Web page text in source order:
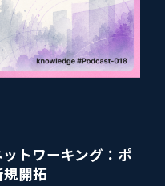
トワーキング：ポ
規開拓